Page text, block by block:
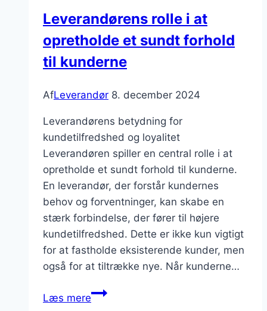
Leverandørens rolle i at
opretholde et sundt forhold
til kunderne
AfLeverandør 8. december 2024
Leverandørens betydning for
kundetilfredshed og loyalitet
Leverandøren spiller en central rolle i at
opretholde et sundt forhold til kunderne.
En leverandør, der forstår kundernes
behov og forventninger, kan skabe en
stærk forbindelse, der fører til højere
kundetilfredshed. Dette er ikke kun vigtigt
for at fastholde eksisterende kunder, men
også for at tiltrække nye. Når kunderne…
Læs mereLeverandørens